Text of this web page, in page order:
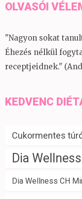
OLVASÓI
"Nagyon sokat
Éhezés nélkül
receptjeidnek."
KEDVENC
Cukormentes
Dia
Dia Wellness CH